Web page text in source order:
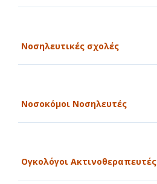
Νοσηλευτικές σχολές
Νοσοκόμοι Νοσηλευτές
Ογκολόγοι Ακτινοθεραπευτές